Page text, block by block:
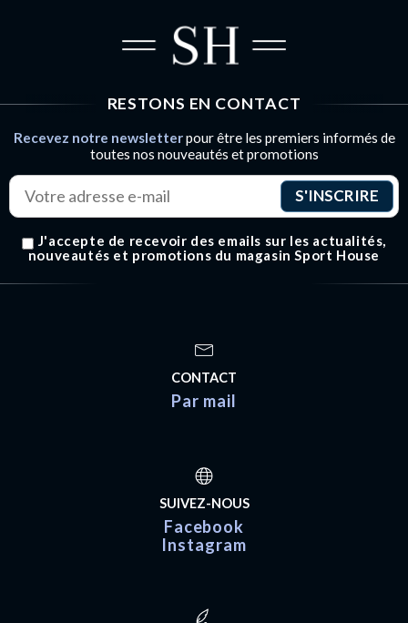
RESTONS EN CONTACT
Recevez notre newsletterpour être les premiers informés de
toutes nos nouveautés et promotions
J'accepte de recevoir des emails sur les actualités,
nouveautés et promotions du magasin Sport House
CONTACT
Par mail
SUIVEZ-NOUS
Facebook
Instagram